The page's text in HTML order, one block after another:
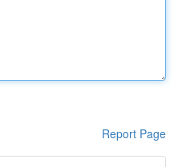
Report Page